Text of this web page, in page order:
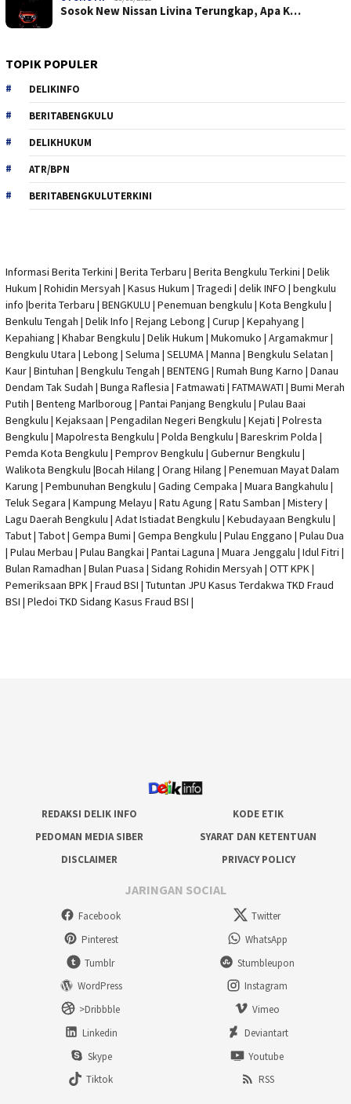
Sosok New Nissan Livina Terungkap, Apa K…
TOPIK POPULER
DELIKINFO
BERITABENGKULU
DELIKHUKUM
ATR/BPN
BERITABENGKULUTERKINI
Informasi Berita Terkini | Berita Terbaru | Berita Bengkulu Terkini | Delik
Hukum | Rohidin Mersyah | Kasus Hukum | Tragedi | delik INFO | bengkulu
info |berita Terbaru | BENGKULU | Penemuan bengkulu | Kota Bengkulu |
Benkulu Tengah | Delik Info | Rejang Lebong | Curup | Kepahyang |
Kepahiang | Khabar Bengkulu | Delik Hukum | Mukomuko | Argamakmur |
Bengkulu Utara | Lebong | Seluma | SELUMA | Manna | Bengkulu Selatan |
Kaur | Bintuhan | Bengkulu Tengah | BENTENG | Rumah Bung Karno | Danau
Dendam Tak Sudah | Bunga Raflesia | Fatmawati | FATMAWATI | Bumi Merah
Putih | Benteng Marlboroug | Pantai Panjang Bengkulu | Pulau Baai
Bengkulu | Kejaksaan | Pengadilan Negeri Bengkulu | Kejati | Polresta
Bengkulu | Mapolresta Bengkulu | Polda Bengkulu | Bareskrim Polda |
Pemda Kota Bengkulu | Pemprov Bengkulu | Gubernur Bengkulu |
Walikota Bengkulu |Bocah Hilang | Orang Hilang | Penemuan Mayat Dalam
Karung | Pembunuhan Bengkulu | Gading Cempaka | Muara Bangkahulu |
Teluk Segara | Kampung Melayu | Ratu Agung | Ratu Samban | Mistery |
Lagu Daerah Bengkulu | Adat Istiadat Bengkulu | Kebudayaan Bengkulu |
Tabut | Tabot | Gempa Bumi | Gempa Bengkulu | Pulau Enggano | Pulau Dua
| Pulau Merbau | Pulau Bangkai | Pantai Laguna | Muara Jenggalu | Idul Fitri |
Bulan Ramadhan | Bulan Puasa | Sidang Rohidin Mersyah | OTT KPK|
Pemeriksaan BPK | Fraud BSI | Tutuntan JPU Kasus Terdakwa TKD Fraud
BSI | Pledoi TKD Sidang Kasus Fraud BSI |
REDAKSI DELIK INFO
KODE ETIK
PEDOMAN MEDIA SIBER
SYARAT DAN KETENTUAN
DISCLAIMER
PRIVACY POLICY
JARINGAN SOCIAL
Facebook
Twitter
Pinterest
WhatsApp
Tumblr
Stumbleupon
WordPress
Instagram
>Dribbble
Vimeo
Linkedin
Deviantart
Skype
Youtube
Tiktok
RSS